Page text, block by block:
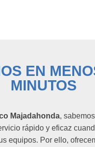
EN
MINUTOS
Majadahonda,
rápido y eficaz
equipos. Por ello,